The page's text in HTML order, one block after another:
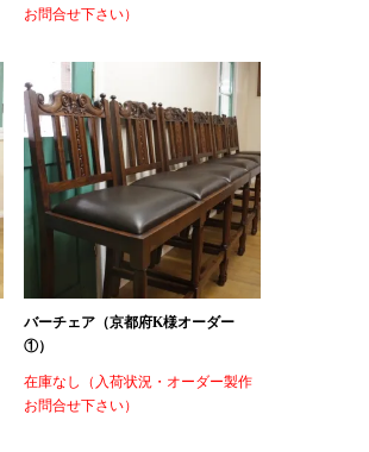
お問合せ下さい）
バーチェア（京都府K様オーダー
①）
在庫なし（入荷状況・オーダー製作
お問合せ下さい）